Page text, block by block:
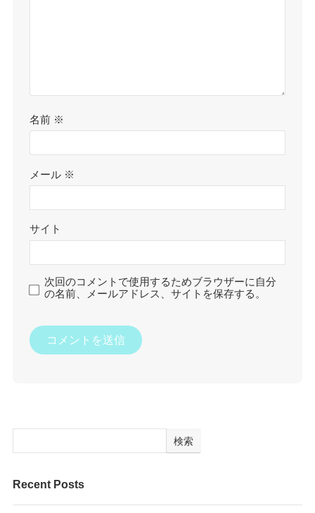
名前 ※
メール ※
サイト
次回のコメントで使用するためブラウザーに自分
の名前、メールアドレス、サイトを保存する。
検索
Recent Posts